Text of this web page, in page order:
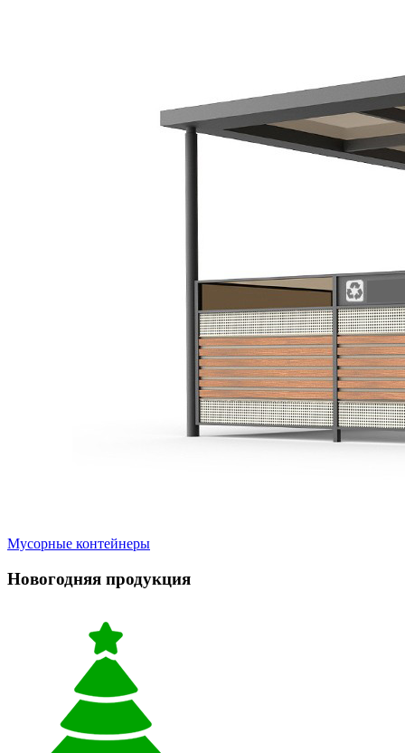
Мусорные контейнеры
Новогодняя продукция